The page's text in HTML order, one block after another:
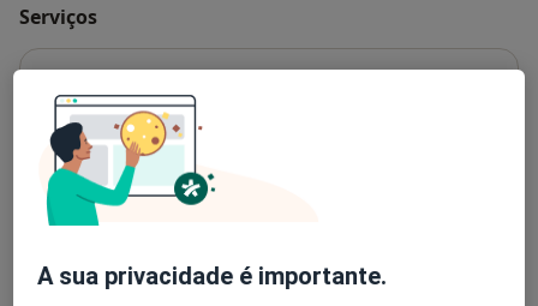
Serviços
Acupunctura
Consulta domiciliar Acupunctura
A sua privacidade é importante.